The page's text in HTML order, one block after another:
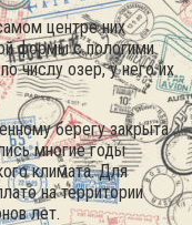
центре них
формы с пологими
числу озер, у него их
берегу закрыта
многие годы
климата. Для
на территории
лет.